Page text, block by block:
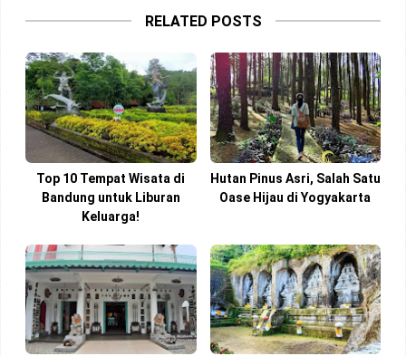
RELATED POSTS
Top 10 Tempat Wisata di
Bandung untuk Liburan
Keluarga!
Hutan Pinus Asri, Salah Satu
Oase Hijau di Yogyakarta